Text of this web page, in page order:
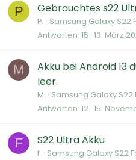
P Gebrauchtes s22
P. Samsung Galaxy S22
Antworten 15 13. März
M
Akku bei Android 13
leer.
M. Samsung Galaxy S22
Antworten 12 15.
F S22 Ultra Akku
f. Samsung Galaxy S22